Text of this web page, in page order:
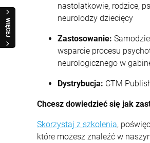
WIĘCEJ
nastolatkowie, rodzice,
neurolodzy dziecięcy
Zastosowanie:
wsparcie procesu
neurologicznego w
Dystrybucja: CTM
Chcesz dowiedzieć się jak
Skorzystaj z szkolenia,
które możesz znaleźć w